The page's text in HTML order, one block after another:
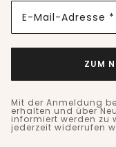
E-Mail-Adresse *
ZUM
Mit der Anmeldung
erhalten und über
informiert werden zu
jederzeit widerrufen